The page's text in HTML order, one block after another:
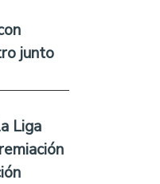
junto
Liga